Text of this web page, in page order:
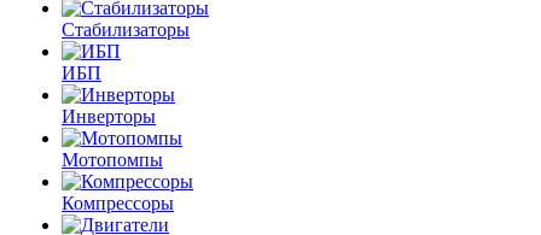
Стабилизаторы
ИБП
Инверторы
Мотопомпы
Компрессоры